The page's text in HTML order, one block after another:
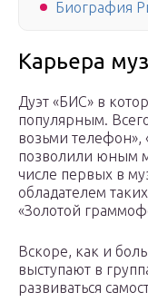
Биография
Карьера
Дуэт «БИС» в
популярным.
возьми телефон»,
позволили юным
числе первых в
обладателем
«Золотой
Вскоре, как и
выступают в
развиваться